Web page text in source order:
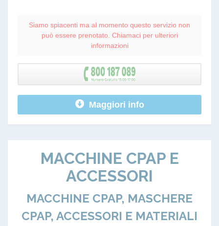
Siamo spiacenti ma al momento questo servizio non
può essere prenotato. Chiamaci per ulteriori
informazioni
Maggiori info
MACCHINE CPAP E
ACCESSORI
MACCHINE CPAP, MASCHERE
CPAP, ACCESSORI E MATERIALI